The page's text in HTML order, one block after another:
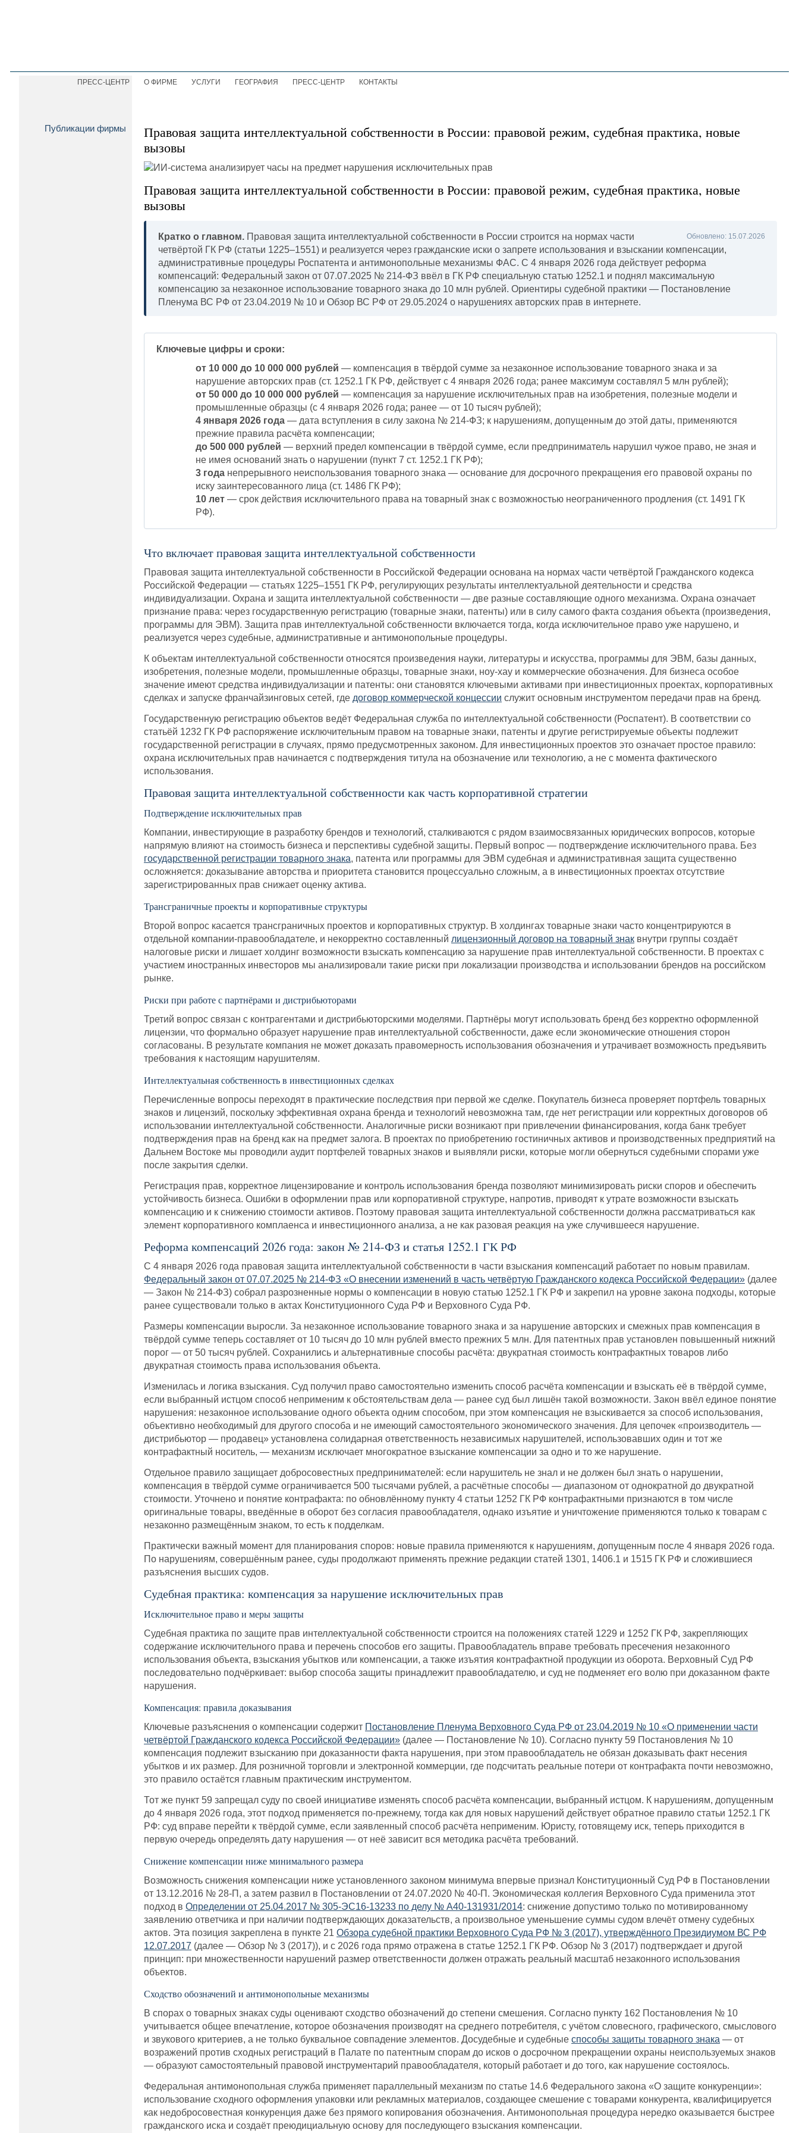
О ФИРМЕ УСЛУГИ ГЕОГРАФИЯ ПРЕСС-ЦЕНТР КОНТАКТЫ
Правовая защита интеллектуальной собственности в России: правовой режим, судебная практика, новые
вызовы
Правовая защита интеллектуальной собственности в России: правовой режим, судебная практика, новые
вызовы
Обновлено: 15.07.2026
Кратко о главном. Правовая защита интеллектуальной собственности в России строится на нормах части
четвёртой ГК РФ (статьи 1225–1551) и реализуется через гражданские иски о запрете использования и взыскании компенсации,
административные процедуры Роспатента и антимонопольные механизмы ФАС. С 4 января 2026 года действует реформа
компенсаций: Федеральный закон от 07.07.2025 № 214-ФЗ ввёл в ГК РФ специальную статью 1252.1 и поднял максимальную
компенсацию за незаконное использование товарного знака до 10 млн рублей. Ориентиры судебной практики — Постановление
Пленума ВС РФ от 23.04.2019 № 10 и Обзор ВС РФ от 29.05.2024 о нарушениях авторских прав в интернете.
Ключевые цифры и сроки:
от 10 000 до 10 000 000 рублей — компенсация в твёрдой сумме за незаконное использование товарного знака и за
нарушение авторских прав (ст. 1252.1 ГК РФ, действует с 4 января 2026 года; ранее максимум составлял 5 млн рублей);
от 50 000 до 10 000 000 рублей — компенсация за нарушение исключительных прав на изобретения, полезные модели и
промышленные образцы (с 4 января 2026 года; ранее — от 10 тысяч рублей);
4 января 2026 года — дата вступления в силу закона № 214-ФЗ; к нарушениям, допущенным до этой даты, применяются
прежние правила расчёта компенсации;
до 500 000 рублей — верхний предел компенсации в твёрдой сумме, если предприниматель нарушил чужое право, не зная и
не имея оснований знать о нарушении (пункт 7 ст. 1252.1 ГК РФ);
3 года непрерывного неиспользования товарного знака — основание для досрочного прекращения его правовой охраны по
иску заинтересованного лица (ст. 1486 ГК РФ);
10 лет — срок действия исключительного права на товарный знак с возможностью неограниченного продления (ст. 1491 ГК
РФ).
Что включает правовая защита интеллектуальной собственности
Правовая защита интеллектуальной собственности в Российской Федерации основана на нормах части четвёртой Гражданского кодекса
Российской Федерации — статьях 1225–1551 ГК РФ, регулирующих результаты интеллектуальной деятельности и средства
индивидуализации. Охрана и защита интеллектуальной собственности — две разные составляющие одного механизма. Охрана означает
признание права: через государственную регистрацию (товарные знаки, патенты) или в силу самого факта создания объекта (произведения,
программы для ЭВМ). Защита прав интеллектуальной собственности включается тогда, когда исключительное право уже нарушено, и
реализуется через судебные, административные и антимонопольные процедуры.
К объектам интеллектуальной собственности относятся произведения науки, литературы и искусства, программы для ЭВМ, базы данных,
изобретения, полезные модели, промышленные образцы, товарные знаки, ноу-хау и коммерческие обозначения. Для бизнеса особое
значение имеют средства индивидуализации и патенты: они становятся ключевыми активами при инвестиционных проектах, корпоративных
сделках и запуске франчайзинговых сетей, где договор коммерческой концессии служит основным инструментом передачи прав на бренд.
Государственную регистрацию объектов ведёт Федеральная служба по интеллектуальной собственности (Роспатент). В соответствии со
статьёй 1232 ГК РФ распоряжение исключительным правом на товарные знаки, патенты и другие регистрируемые объекты подлежит
государственной регистрации в случаях, прямо предусмотренных законом. Для инвестиционных проектов это означает простое правило:
охрана исключительных прав начинается с подтверждения титула на обозначение или технологию, а не с момента фактического
использования.
Правовая защита интеллектуальной собственности как часть корпоративной стратегии
Подтверждение исключительных прав
Компании, инвестирующие в разработку брендов и технологий, сталкиваются с рядом взаимосвязанных юридических вопросов, которые
напрямую влияют на стоимость бизнеса и перспективы судебной защиты. Первый вопрос — подтверждение исключительного права. Без
государственной регистрации товарного знака, патента или программы для ЭВМ судебная и административная защита существенно
осложняется: доказывание авторства и приоритета становится процессуально сложным, а в инвестиционных проектах отсутствие
зарегистрированных прав снижает оценку актива.
Трансграничные проекты и корпоративные структуры
Второй вопрос касается трансграничных проектов и корпоративных структур. В холдингах товарные знаки часто концентрируются в
отдельной компании-правообладателе, и некорректно составленный лицензионный договор на товарный знак внутри группы создаёт
налоговые риски и лишает холдинг возможности взыскать компенсацию за нарушение прав интеллектуальной собственности. В проектах с
участием иностранных инвесторов мы анализировали такие риски при локализации производства и использовании брендов на российском
рынке.
Риски при работе с партнёрами и дистрибьюторами
Третий вопрос связан с контрагентами и дистрибьюторскими моделями. Партнёры могут использовать бренд без корректно оформленной
лицензии, что формально образует нарушение прав интеллектуальной собственности, даже если экономические отношения сторон
согласованы. В результате компания не может доказать правомерность использования обозначения и утрачивает возможность предъявить
требования к настоящим нарушителям.
Интеллектуальная собственность в инвестиционных сделках
Перечисленные вопросы переходят в практические последствия при первой же сделке. Покупатель бизнеса проверяет портфель товарных
знаков и лицензий, поскольку эффективная охрана бренда и технологий невозможна там, где нет регистрации или корректных договоров об
использовании интеллектуальной собственности. Аналогичные риски возникают при привлечении финансирования, когда банк требует
подтверждения прав на бренд как на предмет залога. В проектах по приобретению гостиничных активов и производственных предприятий на
Дальнем Востоке мы проводили аудит портфелей товарных знаков и выявляли риски, которые могли обернуться судебными спорами уже
после закрытия сделки.
Регистрация прав, корректное лицензирование и контроль использования бренда позволяют минимизировать риски споров и обеспечить
устойчивость бизнеса. Ошибки в оформлении прав или корпоративной структуре, напротив, приводят к утрате возможности взыскать
компенсацию и к снижению стоимости активов. Поэтому правовая защита интеллектуальной собственности должна рассматриваться как
элемент корпоративного комплаенса и инвестиционного анализа, а не как разовая реакция на уже случившееся нарушение.
Реформа компенсаций 2026 года: закон № 214-ФЗ и статья 1252.1 ГК РФ
С 4 января 2026 года правовая защита интеллектуальной собственности в части взыскания компенсаций работает по новым правилам.
Федеральный закон от 07.07.2025 № 214-ФЗ «О внесении изменений в часть четвёртую Гражданского кодекса Российской Федерации» (далее
— Закон № 214-ФЗ) собрал разрозненные нормы о компенсации в новую статью 1252.1 ГК РФ и закрепил на уровне закона подходы, которые
ранее существовали только в актах Конституционного Суда РФ и Верховного Суда РФ.
Размеры компенсации выросли. За незаконное использование товарного знака и за нарушение авторских и смежных прав компенсация в
твёрдой сумме теперь составляет от 10 тысяч до 10 млн рублей вместо прежних 5 млн. Для патентных прав установлен повышенный нижний
порог — от 50 тысяч рублей. Сохранились и альтернативные способы расчёта: двукратная стоимость контрафактных товаров либо
двукратная стоимость права использования объекта.
Изменилась и логика взыскания. Суд получил право самостоятельно изменить способ расчёта компенсации и взыскать её в твёрдой сумме,
если выбранный истцом способ неприменим к обстоятельствам дела — ранее суд был лишён такой возможности. Закон ввёл единое понятие
нарушения: незаконное использование одного объекта одним способом, при этом компенсация не взыскивается за способ использования,
объективно необходимый для другого способа и не имеющий самостоятельного экономического значения. Для цепочек «производитель —
дистрибьютор — продавец» установлена солидарная ответственность независимых нарушителей, использовавших один и тот же
контрафактный носитель, — механизм исключает многократное взыскание компенсации за одно и то же нарушение.
Отдельное правило защищает добросовестных предпринимателей: если нарушитель не знал и не должен был знать о нарушении,
компенсация в твёрдой сумме ограничивается 500 тысячами рублей, а расчётные способы — диапазоном от однократной до двукратной
стоимости. Уточнено и понятие контрафакта: по обновлённому пункту 4 статьи 1252 ГК РФ контрафактными признаются в том числе
оригинальные товары, введённые в оборот без согласия правообладателя, однако изъятие и уничтожение применяются только к товарам с
незаконно размещённым знаком, то есть к подделкам.
Практически важный момент для планирования споров: новые правила применяются к нарушениям, допущенным после 4 января 2026 года.
По нарушениям, совершённым ранее, суды продолжают применять прежние редакции статей 1301, 1406.1 и 1515 ГК РФ и сложившиеся
разъяснения высших судов.
Судебная практика: компенсация за нарушение исключительных прав
Исключительное право и меры защиты
Судебная практика по защите прав интеллектуальной собственности строится на положениях статей 1229 и 1252 ГК РФ, закрепляющих
содержание исключительного права и перечень способов его защиты. Правообладатель вправе требовать пресечения незаконного
использования объекта, взыскания убытков или компенсации, а также изъятия контрафактной продукции из оборота. Верховный Суд РФ
последовательно подчёркивает: выбор способа защиты принадлежит правообладателю, и суд не подменяет его волю при доказанном факте
нарушения.
Компенсация: правила доказывания
Ключевые разъяснения о компенсации содержит Постановление Пленума Верховного Суда РФ от 23.04.2019 № 10 «О применении части
четвёртой Гражданского кодекса Российской Федерации» (далее — Постановление № 10). Согласно пункту 59 Постановления № 10
компенсация подлежит взысканию при доказанности факта нарушения, при этом правообладатель не обязан доказывать факт несения
убытков и их размер. Для розничной торговли и электронной коммерции, где подсчитать реальные потери от контрафакта почти невозможно,
это правило остаётся главным практическим инструментом.
Тот же пункт 59 запрещал суду по своей инициативе изменять способ расчёта компенсации, выбранный истцом. К нарушениям, допущенным
до 4 января 2026 года, этот подход применяется по-прежнему, тогда как для новых нарушений действует обратное правило статьи 1252.1 ГК
РФ: суд вправе перейти к твёрдой сумме, если заявленный способ расчёта неприменим. Юристу, готовящему иск, теперь приходится в
первую очередь определять дату нарушения — от неё зависит вся методика расчёта требований.
Снижение компенсации ниже минимального размера
Возможность снижения компенсации ниже установленного законом минимума впервые признал Конституционный Суд РФ в Постановлении
от 13.12.2016 № 28-П, а затем развил в Постановлении от 24.07.2020 № 40-П. Экономическая коллегия Верховного Суда применила этот
подход в Определении от 25.04.2017 № 305-ЭС16-13233 по делу № А40-131931/2014: снижение допустимо только по мотивированному
заявлению ответчика и при наличии подтверждающих доказательств, а произвольное уменьшение суммы судом влечёт отмену судебных
актов. Эта позиция закреплена в пункте 21 Обзора судебной практики Верховного Суда РФ № 3 (2017), утверждённого Президиумом ВС РФ
12.07.2017 (далее — Обзор № 3 (2017)), и с 2026 года прямо отражена в статье 1252.1 ГК РФ. Обзор № 3 (2017) подтверждает и другой
принцип: при множественности нарушений размер ответственности должен отражать реальный масштаб незаконного использования
объектов.
Сходство обозначений и антимонопольные механизмы
В спорах о товарных знаках суды оценивают сходство обозначений до степени смешения. Согласно пункту 162 Постановления № 10
учитывается общее впечатление, которое обозначения производят на среднего потребителя, с учётом словесного, графического, смыслового
и звукового критериев, а не только буквальное совпадение элементов. Досудебные и судебные способы защиты товарного знака — от
возражений против сходных регистраций в Палате по патентным спорам до исков о досрочном прекращении охраны неиспользуемых знаков
— образуют самостоятельный правовой инструментарий правообладателя, который работает и до того, как нарушение состоялось.
Федеральная антимонопольная служба применяет параллельный механизм по статье 14.6 Федерального закона «О защите конкуренции»:
использование сходного оформления упаковки или рекламных материалов, создающее смешение с товарами конкурента, квалифицируется
как недобросовестная конкуренция даже без прямого копирования обозначения. Антимонопольная процедура нередко оказывается быстрее
гражданского иска и создаёт преюдициальную основу для последующего взыскания компенсации.
ПРЕСС-ЦЕНТР
Публикации фирмы